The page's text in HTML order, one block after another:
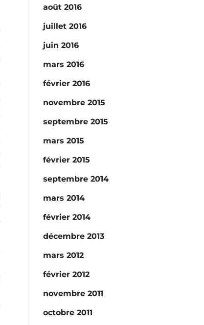
août 2016
juillet 2016
juin 2016
mars 2016
février 2016
novembre 2015
septembre 2015
mars 2015
février 2015
septembre 2014
mars 2014
février 2014
décembre 2013
mars 2012
février 2012
novembre 2011
octobre 2011